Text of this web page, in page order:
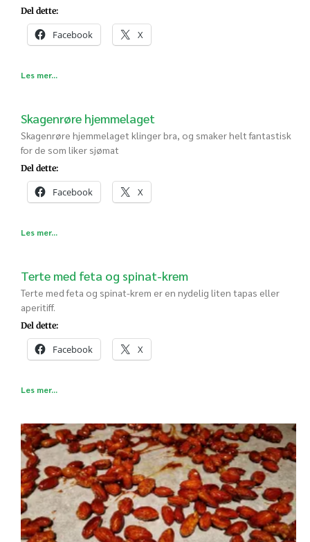
Del dette:
Facebook X
Les mer...
Skagenrøre hjemmelaget
Skagenrøre hjemmelaget klinger bra, og smaker helt fantastisk
for de som liker sjømat
Del dette:
Facebook X
Les mer...
Terte med feta og spinat-krem
Terte med feta og spinat-krem er en nydelig liten tapas eller
aperitiff.
Del dette:
Facebook X
Les mer...